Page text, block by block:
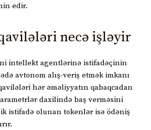
edir.
necə işləyir
intellekt agentlərinə istifadəçinin
avtonom alış-veriş etmək imkanı
hər əməliyyatın qabaqcadan
daxilində baş verməsini
istifadə olunan tokenlər isə ödəniş